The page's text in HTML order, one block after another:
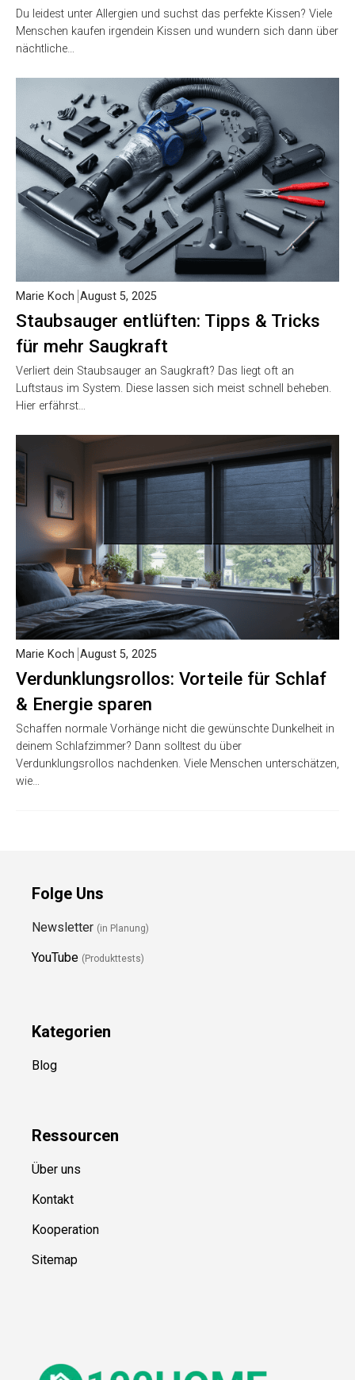
Du leidest unter Allergien und suchst das perfekte Kissen? Viele
Menschen kaufen irgendein Kissen und wundern sich dann über
nächtliche…
Staubsauger entlüften: Tipps & Tricks
für mehr Saugkraft
Marie Koch August 5, 2025
Verliert dein Staubsauger an Saugkraft? Das liegt oft an
Luftstaus im System. Diese lassen sich meist schnell beheben.
Hier erfährst…
Verdunklungsrollos: Vorteile für Schlaf
& Energie sparen
Marie Koch August 5, 2025
Schaffen normale Vorhänge nicht die gewünschte Dunkelheit in
deinem Schlafzimmer? Dann solltest du über
Verdunklungsrollos nachdenken. Viele Menschen unterschätzen,
wie…
Folge Uns
Newsletter (in Planung)
YouTube (Produkttests)
Kategorien
Blog
Ressourcen
Über uns
Kontakt
Kooperation
Sitemap